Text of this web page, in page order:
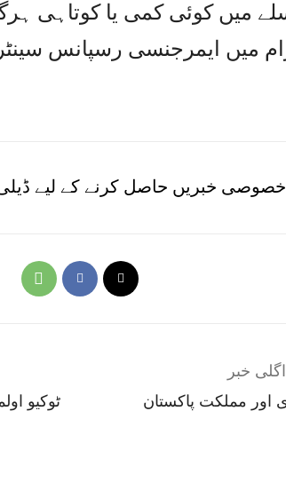
میں کوئی کمی یا کوتاہی
میں ایمرجنسی رسپانس
خصوصی خبریں حاصل کرنے کے لیے
ٹوکیو
اگلی خبر
اور مملکت پاکستان